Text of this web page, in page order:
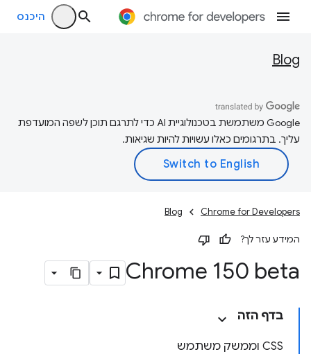
היכנס
Blog
‫Google משתמשת בטכנולוגיית AI כדי לתרגם תוכן לשפה המועדפת
עליך. בתרגומים כאלו עשויות להיות שגיאות.
Chrome for Developers
Blog
המידע עזר לך?
Chrome 150 beta
בדף הזה
CSS וממשק משתמש